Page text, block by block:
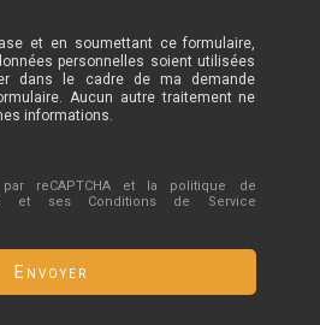
et en soumettant ce formulaire,
personnelles soient utilisées
dans le cadre de ma demande
Aucun autre traitement ne
informations.
reCAPTCHA et la politique de
et
ses Conditions de Service
Envoyer